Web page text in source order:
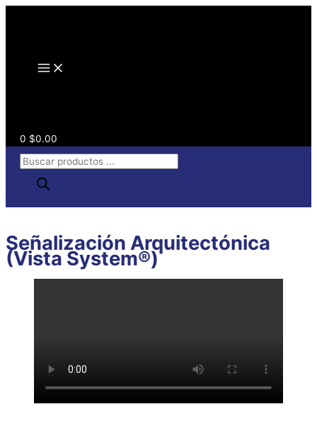
Ir
0 $0.00
Búsqueda
de
productos
Señalización Arquitectónica
(Vista System®)